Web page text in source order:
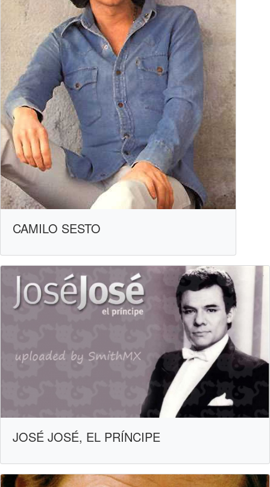
CAMILO SESTO
JOSÉ JOSÉ, EL PRÍNCIPE